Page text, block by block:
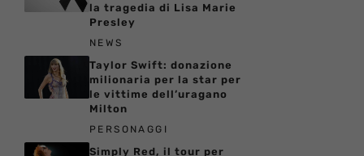
la tragedia di Lisa Marie
Presley
NEWS
Taylor Swift: donazione
milionaria per la star per
le vittime dell’uragano
Milton
PERSONAGGI
Simply Red, il tour per